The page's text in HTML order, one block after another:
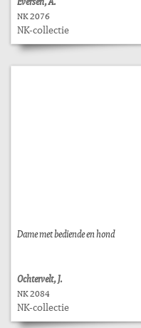
NK 2076
NK-collectie
Dame met bediende en hond
Ochtervelt, J.
NK 2084
NK-collectie